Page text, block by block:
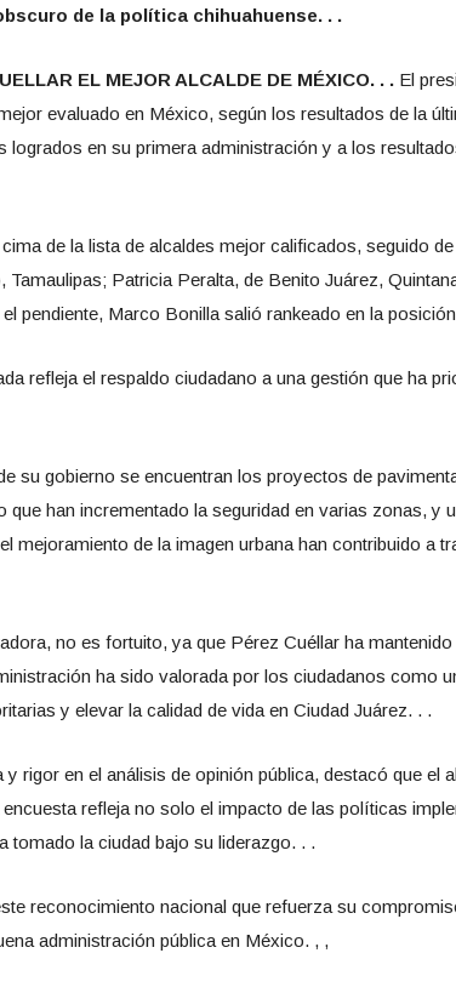
de la política chihuahuense. . .
EL MEJOR ALCALDE DE MÉXICO. . . El
evaluado en México, según los resultados de la
en su primera administración y a los
de la lista de alcaldes mejor calificados, seguido
Patricia Peralta, de Benito Juárez,
pendiente, Marco Bonilla salió rankeado en la
refleja el respaldo ciudadano a una gestión que ha
su gobierno se encuentran los proyectos de
que han incrementado la seguridad en varias zonas, y
mejoramiento de la imagen urbana han contribuido a
no es fortuito, ya que Pérez Cuéllar ha
ha sido valorada por los ciudadanos como
y elevar la calidad de vida en Ciudad Juárez. . .
rigor en el análisis de opinión pública, destacó que el
refleja no solo el impacto de las políticas
tomado la ciudad bajo su liderazgo. . .
reconocimiento nacional que refuerza su
administración pública en México. , ,